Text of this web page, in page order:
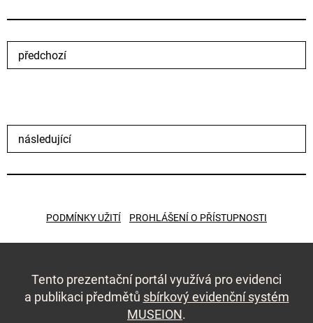
předchozí
následující
PODMÍNKY UŽITÍ PROHLÁŠENÍ O PŘÍSTUPNOSTI
Tento prezentační portál využívá pro evidenci
a publikaci předmětů sbírkový evidenční systém
MUSEION.